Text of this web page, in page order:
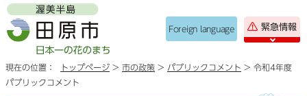
Foreign language 緊急情報
現在の位置： トップページ > 市の政策 > パブリックコメント > 令和4年度
パブリックコメント